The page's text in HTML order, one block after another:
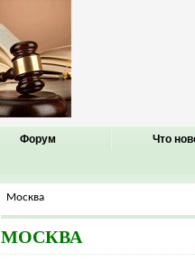
Форум Что
Москва
МОСКВА